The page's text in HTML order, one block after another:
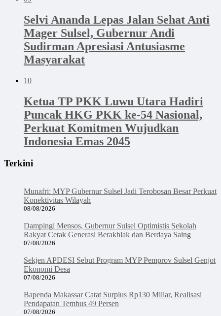
Selvi Ananda Lepas Jalan Sehat Anti
Mager Sulsel, Gubernur Andi
Sudirman Apresiasi Antusiasme
Masyarakat
10
Ketua TP PKK Luwu Utara Hadiri
Puncak HKG PKK ke-54 Nasional,
Perkuat Komitmen Wujudkan
Indonesia Emas 2045
Terkini
Munafri: MYP Gubernur Sulsel Jadi Terobosan Besar Perkuat
Konektivitas Wilayah
08/08/2026
Dampingi Mensos, Gubernur Sulsel Optimistis Sekolah
Rakyat Cetak Generasi Berakhlak dan Berdaya Saing
07/08/2026
Sekjen APDESI Sebut Program MYP Pemprov Sulsel Genjot
Ekonomi Desa
07/08/2026
Bapenda Makassar Catat Surplus Rp130 Miliar, Realisasi
Pendapatan Tembus 49 Persen
07/08/2026